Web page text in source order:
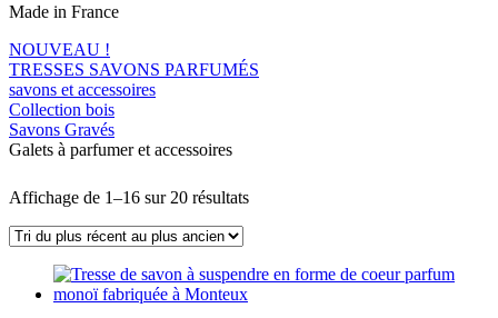
Made in France
NOUVEAU !
TRESSES SAVONS PARFUMÉS
savons et accessoires
Collection bois
Savons Gravés
Galets à parfumer et accessoires
Affichage de 1–16 sur 20 résultatsTrié
au